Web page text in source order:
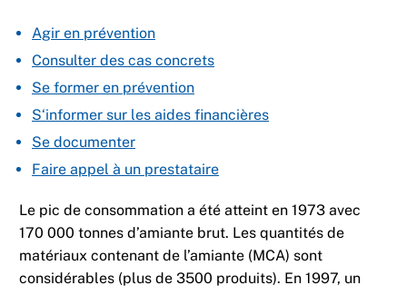
Agir en prévention
Consulter des cas concrets
Se former en prévention
S‘informer sur les aides financières
Se documenter
Faire appel à un prestataire
Le pic de consommation a été atteint en 1973 avec
170 000 tonnes d’amiante brut. Les quantités de
matériaux contenant de l’amiante (MCA) sont
considérables (plus de 3500 produits). En 1997, un